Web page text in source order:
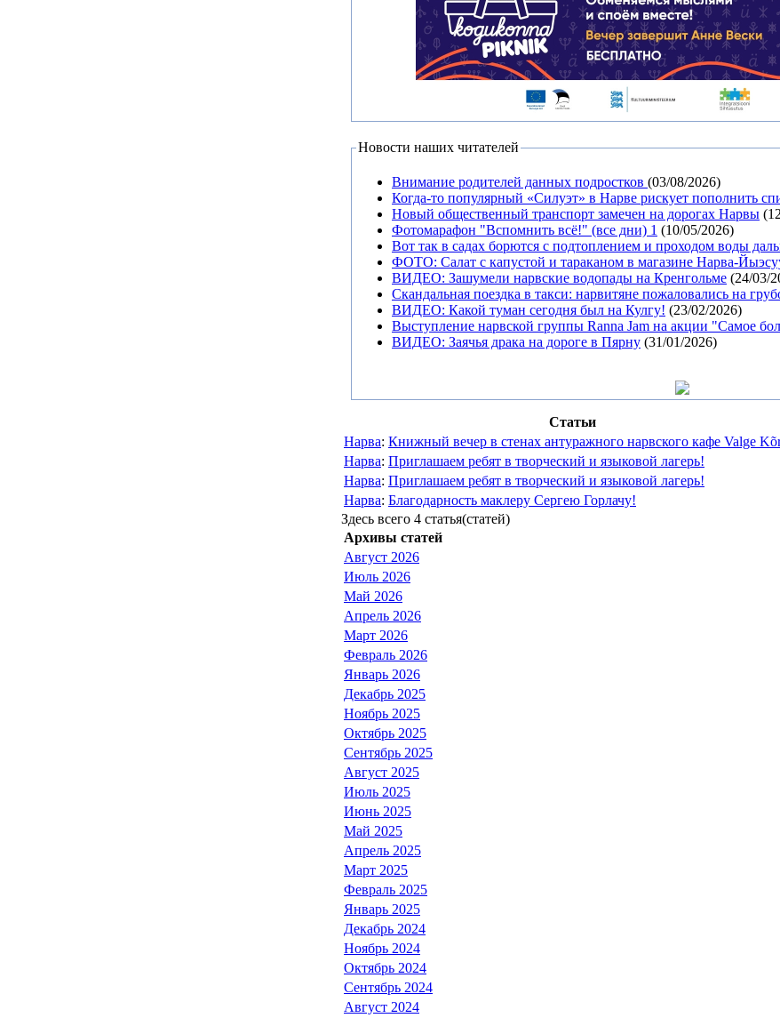
Новости наших читателей
Внимание родителей данных подростков (03/08/2026)
Когда-то популярный «Силуэт» в Нарве рискует пополнить
Новый общественный транспорт замечен на дорогах Нарвы
Фотомарафон "Вспомнить всё!" (все дни) 1 (10/05/2026)
Вот так в садах борются с подтоплением и проходом воды
ФОТО: Салат с капустой и тараканом в магазине Нарва-
ВИДЕО: Зашумели нарвские водопады на Кренгольме (24/03/
Скандальная поездка в такси: нарвитяне пожаловались на
ВИДЕО: Какой туман сегодня был на Кулгу! (23/02/2026)
Выступление нарвской группы Ranna Jam на акции "Самое
ВИДЕО: Заячья драка на дороге в Пярну (31/01/2026)
Статьи
Нарва: Книжный вечер в стенах антуражного нарвского кафе Valge
Нарва: Приглашаем ребят в творческий и языковой лагерь!
Нарва: Приглашаем ребят в творческий и языковой лагерь!
Нарва: Благодарность маклеру Сергею Горлачу!
Здесь всего 4 статья(статей)
Архивы статей
Август 2026
Июль 2026
Май 2026
Апрель 2026
Март 2026
Февраль 2026
Январь 2026
Декабрь 2025
Ноябрь 2025
Октябрь 2025
Сентябрь 2025
Август 2025
Июль 2025
Июнь 2025
Май 2025
Апрель 2025
Март 2025
Февраль 2025
Январь 2025
Декабрь 2024
Ноябрь 2024
Октябрь 2024
Сентябрь 2024
Август 2024